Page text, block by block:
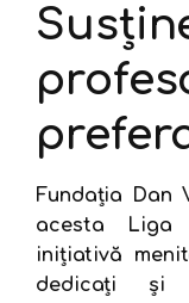
Fundația Dan
acesta Liga
inițiativă
dedicați și